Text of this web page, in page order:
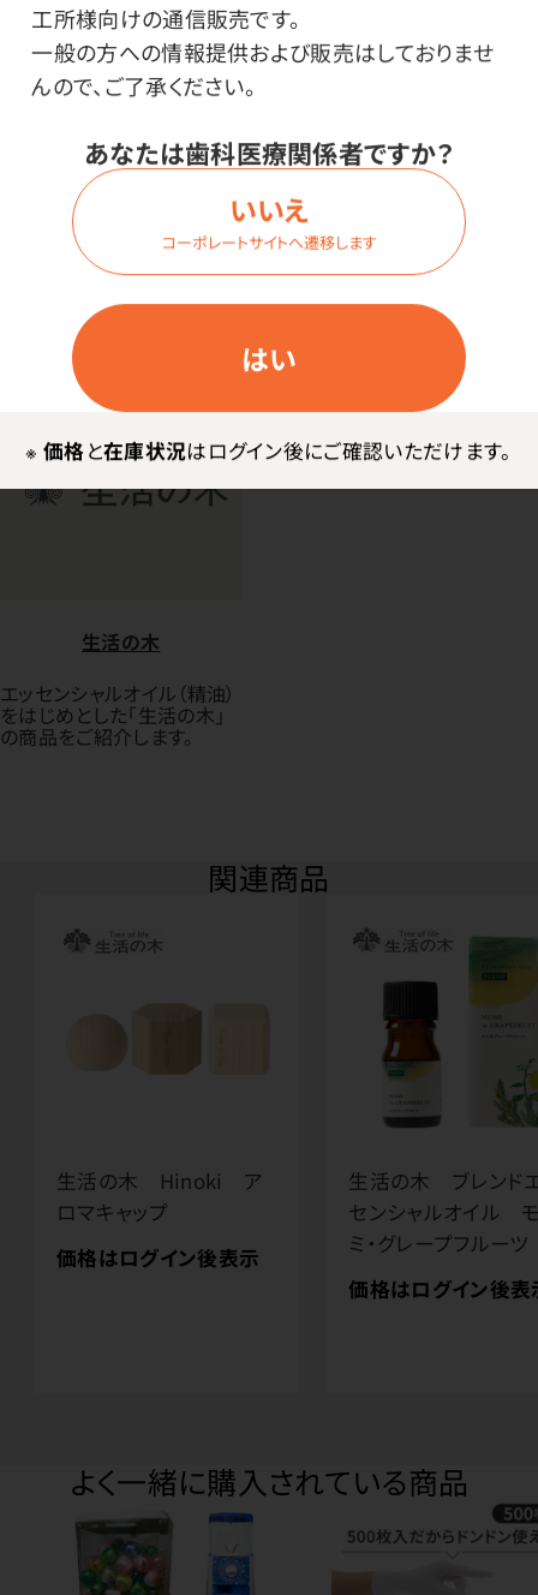
工所様向けの通信販売です。
一般の方への情報提供および販売はしておりませ
んので、ご了承ください。
あなたは歯科医療関係者ですか？
はい
いいえ
コーポレートサイトへ遷移します
※ 価格と在庫状況はログイン後にご確認いただけます。
※ブレンド精油は、芳香専用です。
※アロマディフューザー、アロマキャップを使用したり、ア
ロマストーンなどに垂らして空気中に拡散してく ださ
※お風呂に入れたり、植物油等で希釈して肌に塗布する
ことはできません。
※開封後12ヶ月以内を目安にご使用ください。
生活の木
エッセンシャルオイル（精油）
をはじめとした「生活の木」
の商品をご紹介します。
関連商品
生活の木 Hinoki ア
ロマキャップ
価格はログイン後表示
生活の木 ブレンド
センシャルオイル
ミ・グレープフルーツ
価格はログイン後表
よく一緒に購入されている商品